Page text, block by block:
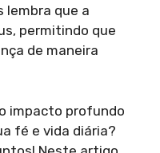
lembra que a
permitindo que
de maneira
impacto profundo
fé e vida diária?